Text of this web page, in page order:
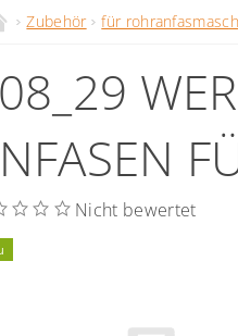
UND
Zubehör für
Nicht bewertet